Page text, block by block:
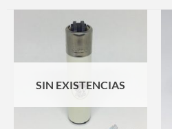
SIN EXISTENCIAS